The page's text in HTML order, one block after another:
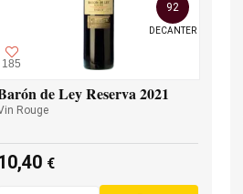
185
92
DECANTER
de Ley Reserva 2021
Rouge
€